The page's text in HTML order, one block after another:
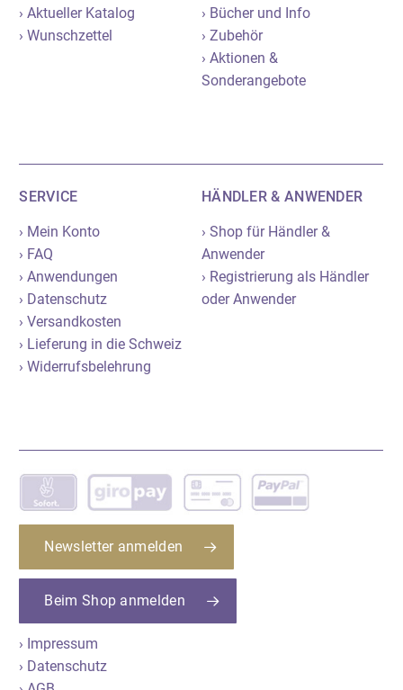
› Aktueller Katalog
› Wunschzettel
› Bücher und Info
› Zubehör
› Aktionen &
Sonderangebote
SERVICE
› Mein Konto
› FAQ
› Anwendungen
› Datenschutz
› Versandkosten
› Lieferung in die Schweiz
› Widerrufsbelehrung
HÄNDLER & ANWENDER
› Shop für Händler &
Anwender
› Registrierung als Händler
oder Anwender
Newsletter anmelden
Beim Shop anmelden
› Impressum
› Datenschutz